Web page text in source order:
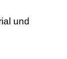
und